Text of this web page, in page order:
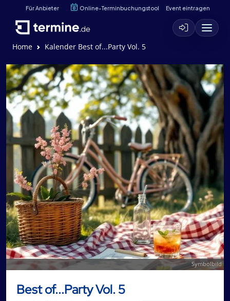
Für Anbieter Online-Terminbuchungstool Event eintragen
Home Kalender Best of...Party Vol. 5
Symbolbild
Best of...Party Vol. 5